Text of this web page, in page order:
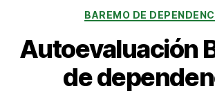
Categorías
BAREMO DE
Autoevaluación
de